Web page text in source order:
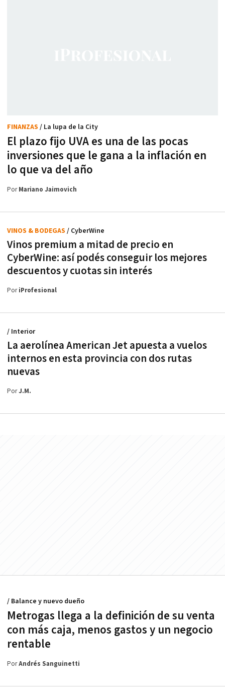
El plazo fijo UVA es una de las pocas
inversiones que le gana a la inflación en
lo que va del año
FINANZAS / La lupa de la City
PorMariano Jaimovich
Vinos premium a mitad de precio en
CyberWine: así podés conseguir los mejores
descuentos y cuotas sin interés
VINOS & BODEGAS / CyberWine
PoriProfesional
La aerolínea American Jet apuesta a vuelos
internos en esta provincia con dos rutas
nuevas
/ Interior
PorJ.M.
Metrogas llega a la definición de su venta
con más caja, menos gastos y un negocio
rentable
/ Balance y nuevo dueño
PorAndrés Sanguinetti